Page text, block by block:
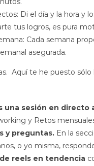
Di el día y la hora y
tus logros, es pura
Cada semana
asegurada.
Aquí te he puesto
una sesión en
y Retos
y preguntas. En la
o yo misma,
de reels en tendencia